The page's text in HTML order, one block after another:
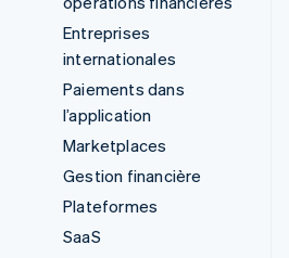
Entreprises
internationales
Paiements dans
l’application
Marketplaces
Gestion financière
Plateformes
SaaS